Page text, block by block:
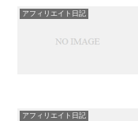
アフィリエイト日記
アフィリエイト日記